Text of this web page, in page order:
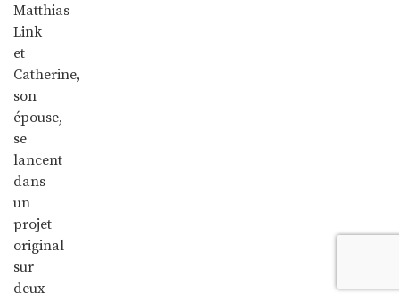
Matthias
Link
et
Catherine,
son
épouse,
se
lancent
dans
un
projet
original
sur
deux